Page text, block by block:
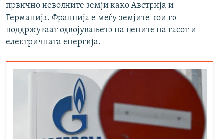
првично неволните земји како Австрија и
Германија. Франција е меѓу земјите кои го
поддржуваат одвојувањето на цените на гасот и
електричната енергија.